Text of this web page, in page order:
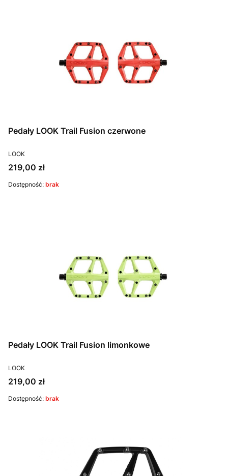
Pedały LOOK Trail Fusion czerwone
PRODUCENT
LOOK
Cena
219,00 zł
Dostępność: brak
Pedały LOOK Trail Fusion limonkowe
PRODUCENT
LOOK
Cena
219,00 zł
Dostępność: brak